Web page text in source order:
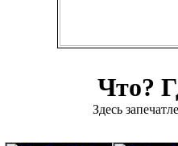
Что?
Здесь